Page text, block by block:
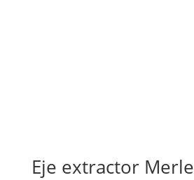
Eje extractor Merle